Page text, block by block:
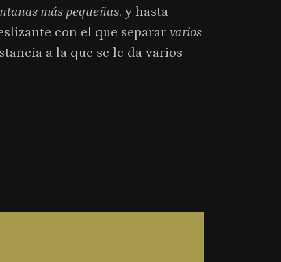
más pequeñas, y hasta
con el que separar varios
a la que se le da varios